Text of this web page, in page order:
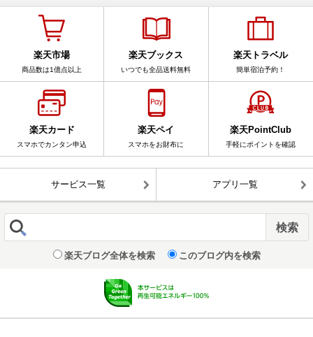
楽天市場
商品数は1億点以上
楽天ブックス
いつでも全品送料無料
楽天トラベル
簡単宿泊予約！
楽天カード
スマホでカンタン申込
楽天ペイ
スマホをお財布に
楽天PointClub
手軽にポイントを確認
サービス一覧 アプリ一覧
楽天ブログ全体を検索 このブログ内を検索